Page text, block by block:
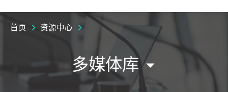
首页 资源中心
多媒体库